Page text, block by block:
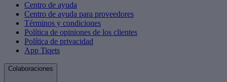
Centro de ayuda
Centro de ayuda para proveedores
Términos y condiciones
Política de opiniones de los clientes
Política de privacidad
App Tiqets
Colaboraciones